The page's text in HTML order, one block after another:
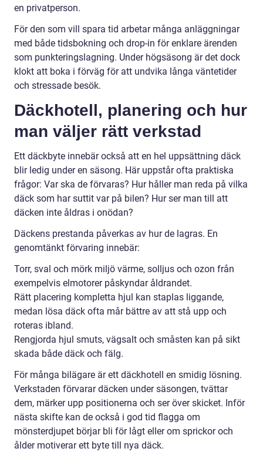
en privatperson.
För den som vill spara tid arbetar många anläggningar
med både tidsbokning och drop-in för enklare ärenden
som punkteringslagning. Under högsäsong är det dock
klokt att boka i förväg för att undvika långa väntetider
och stressade besök.
Däckhotell, planering och hur
man väljer rätt verkstad
Ett däckbyte innebär också att en hel uppsättning däck
blir ledig under en säsong. Här uppstår ofta praktiska
frågor: Var ska de förvaras? Hur håller man reda på vilka
däck som har suttit var på bilen? Hur ser man till att
däcken inte åldras i onödan?
Däckens prestanda påverkas av hur de lagras. En
genomtänkt förvaring innebär:
Torr, sval och mörk miljö värme, solljus och ozon från
exempelvis elmotorer påskyndar åldrandet.
Rätt placering kompletta hjul kan staplas liggande,
medan lösa däck ofta mår bättre av att stå upp och
roteras ibland.
Rengjorda hjul smuts, vägsalt och småsten kan på sikt
skada både däck och fälg.
För många bilägare är ett däckhotell en smidig lösning.
Verkstaden förvarar däcken under säsongen, tvättar
dem, märker upp positionerna och ser över skicket. Inför
nästa skifte kan de också i god tid flagga om
mönsterdjupet börjar bli för lågt eller om sprickor och
ålder motiverar ett byte till nya däck.